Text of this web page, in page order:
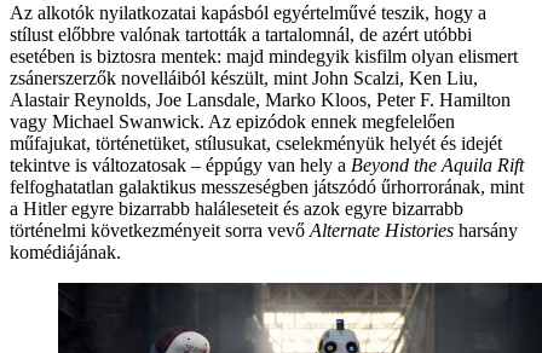
Az alkotók nyilatkozatai kapásból egyértelművé teszik, hogy a
stílust előbbre valónak tartották a tartalomnál, de azért utóbbi
esetében is biztosra mentek: majd mindegyik kisfilm olyan elismert
zsánerszerzők novelláiból készült, mint John Scalzi, Ken Liu,
Alastair Reynolds, Joe Lansdale, Marko Kloos, Peter F. Hamilton
vagy Michael Swanwick. Az epizódok ennek megfelelően
műfajukat, történetüket, stílusukat, cselekményük helyét és idejét
tekintve is változatosak – éppúgy van hely a Beyond the Aquila Rift
felfoghatatlan galaktikus messzeségben játszódó űrhorrorának, mint
a Hitler egyre bizarrabb haláleseteit és azok egyre bizarrabb
történelmi következményeit sorra vevő Alternate Histories harsány
komédiájának.